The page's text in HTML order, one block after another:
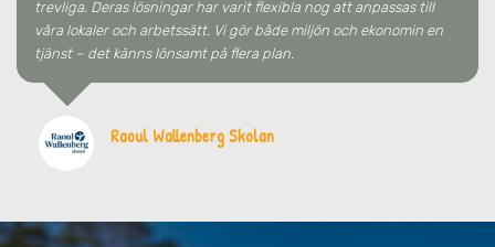
trevliga. Deras lösningar har varit flexibla nog att anpassas till
våra lokaler och arbetssätt. Vi gör både miljön och ekonomin en
tjänst – det känns lönsamt på flera plan.
Raoul Wallenberg Skolan